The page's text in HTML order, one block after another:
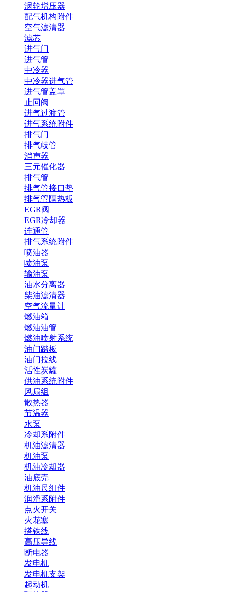
涡轮增压器
配气机构附件
空气滤清器
滤芯
进气门
进气管
中冷器
中冷器进气管
进气管盖罩
止回阀
进气过渡管
进气系统附件
排气门
排气歧管
消声器
三元催化器
排气管
排气管接口垫
排气管隔热板
EGR阀
EGR冷却器
连通管
排气系统附件
喷油器
喷油泵
输油泵
油水分离器
柴油滤清器
空气流量计
燃油箱
燃油油管
燃油喷射系统
油门踏板
油门拉线
活性炭罐
供油系统附件
风扇组
散热器
节温器
水泵
冷却系附件
机油滤清器
机油泵
机油冷却器
油底壳
机油尺组件
润滑系附件
点火开关
火花塞
搭铁线
高压导线
断电器
发电机
发电机支架
起动机